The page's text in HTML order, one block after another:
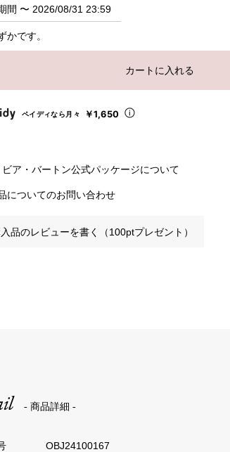
間 〜 2026/08/31 23:59
かです。
カートに入れる
ペイディなら月々 ￥1,650
ビア・バートン公式パッケージについて
についてのお問い合わせ
品のレビューを書く（100ptプレゼント）
- 商品詳細 -
OBJ24100167